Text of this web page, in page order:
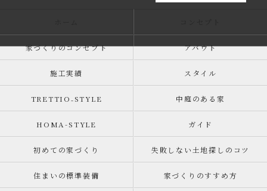
家づくりのコンセプト アバウト
施工実績 スタイル
TRETTIO₋STYLE 中庭のある家
HOMA-STYLE ガイド
初めての家づくり 失敗しない土地探しのコツ
住まいの標準装備 家づくりのすすめ方